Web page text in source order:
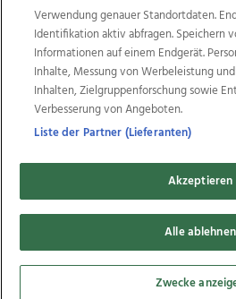
Weitere Angebote des
TV1 di-mog-i.at
Life Radio
OÖNachrichten
OÖN Karriere
OÖN Reise
Regionaljobs
wasistlos.at
Copyrights © 2026 Tips
developed by
Cookie Einstellungen
Verwendung genauer Standortdaten.
Identifikation aktiv abfragen. Speichern
Informationen auf einem Endgerät.
Inhalte, Messung von Werbeleistung
Inhalten, Zielgruppenforschung sowie
Verbesserung von Angeboten.
Liste der Partner (Lieferanten)
Akzeptieren
Alle ablehnen
Zwecke